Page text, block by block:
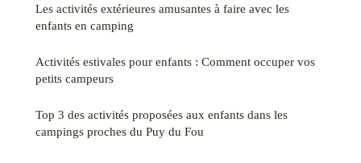
Les activités extérieures amusantes à faire avec les
enfants en camping
Activités estivales pour enfants : Comment occuper vos
petits campeurs
Top 3 des activités proposées aux enfants dans les
campings proches du Puy du Fou